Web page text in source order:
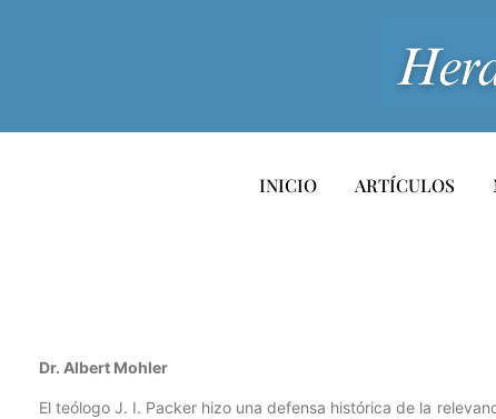
INICIO ARTÍCULOS
Dr. Albert Mohler
El teólogo J. I. Packer hizo una defensa histórica de la